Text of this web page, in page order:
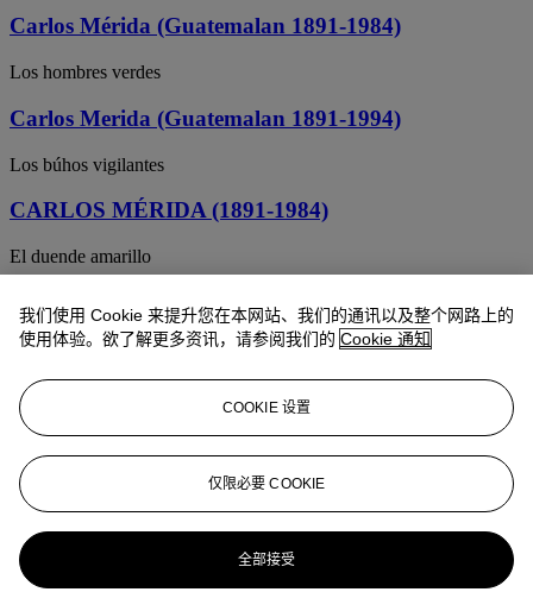
Carlos Mérida (Guatemalan 1891-1984)
Los hombres verdes
Carlos Merida (Guatemalan 1891-1994)
Los búhos vigilantes
CARLOS MÉRIDA (1891-1984)
El duende amarillo
Carlos Mérida (1891-1984)
Los amantes de Teruel
CARLOS MÉRIDA (1891-1984)
Ubicuidad
Carlos Mérida (Guatemalan 1891-1984)
Three Figures
Carlos Mérida (1891-1984)
我们使用 Cookie 来提升您在本网站、我们的通讯以及整个网路上的
使用体验。欲了解更多资讯，请参阅我们的 Cookie 通知
COOKIE 设置
仅限必要 COOKIE
全部接受